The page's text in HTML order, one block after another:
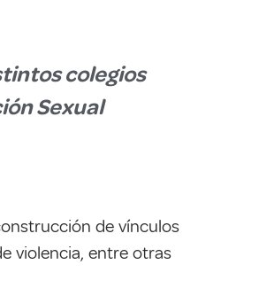
colegios
Sexual
de vínculos
violencia, entre otras